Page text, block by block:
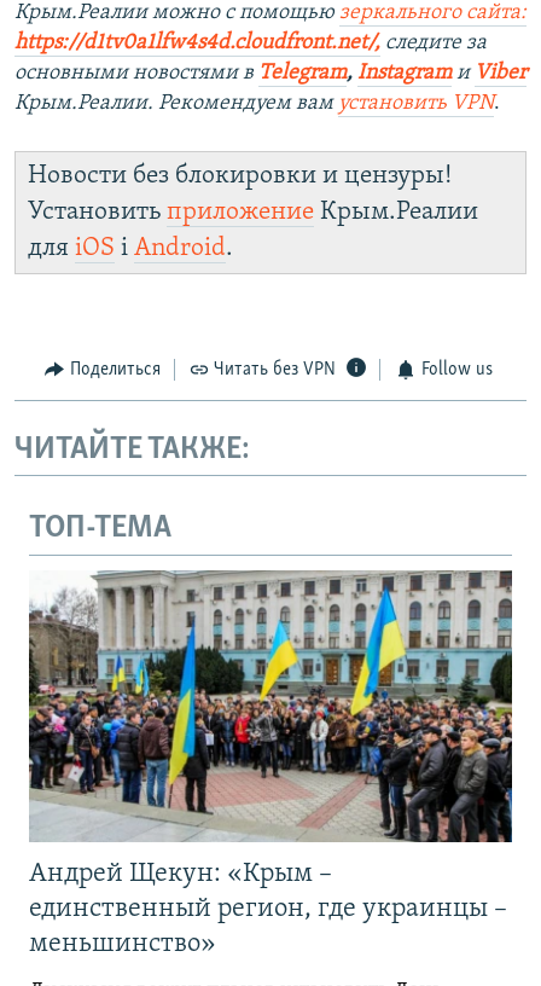
Крым.Реалии можно с помощью зеркального сайта:
https://d1tv0a1lfw4s4d.cloudfront.net/, следите за
основными новостями в Telegram, Instagramи Viber
Крым.Реалии. Рекомендуем вам установить VPN.
Новости без блокировки и цензуры!
Установить приложение Крым.Реалии
для iOS і Android.
Поделиться Читать без VPN Follow us
ЧИТАЙТЕ ТАКЖЕ:
ТОП-ТЕМА
Андрей Щекун: «Крым –
единственный регион, где украинцы –
меньшинство»